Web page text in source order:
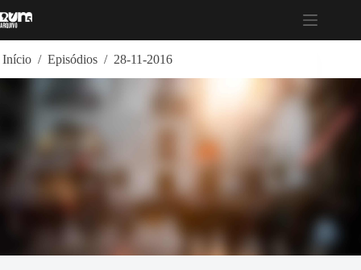
para
Início / Episódios / 28-11-2016